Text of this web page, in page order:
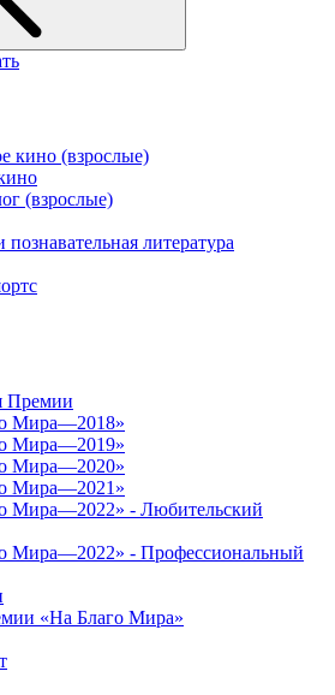
кино (взрослые)
(взрослые)
литература
Премии
Мира—2018»
Мира—2019»
Мира—2020»
Мира—2021»
Мира—2022» - Любительский
Мира—2022» - Профессиональный
«На Благо Мира»